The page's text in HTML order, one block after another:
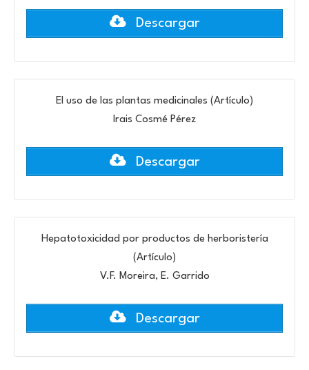
Descargar
El uso de las plantas medicinales (Artículo)
Irais Cosmé Pérez
Descargar
Hepatotoxicidad por productos de herboristería
(Artículo)
V.F. Moreira, E. Garrido
Descargar